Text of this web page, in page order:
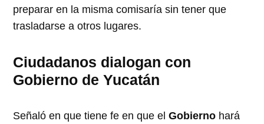
preparar en la misma comisaría sin tener que
trasladarse a otros lugares.
Ciudadanos dialogan con
Gobierno de Yucatán
Señaló en que tiene fe en que elGobierno hará